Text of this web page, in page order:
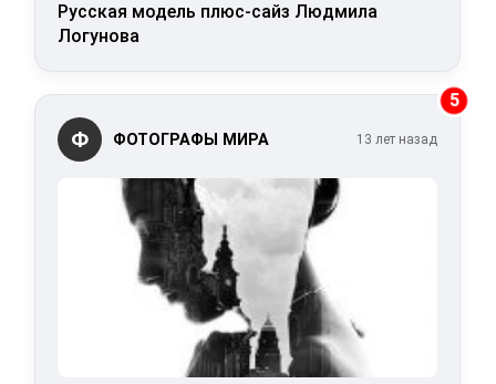
Русская модель плюс-сайз Людмила
Логунова
5
Ф ФОТОГРАФЫ МИРА 13 лет назад